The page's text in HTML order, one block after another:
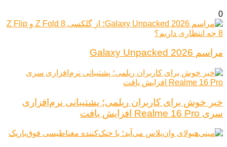
0
مراسم Galaxy Unpacked 2026
خبر خوش برای کاربران ریلمی؛ پشتیبانی نرم‌افزاری
سری Realme 16 Pro افزایش یافت